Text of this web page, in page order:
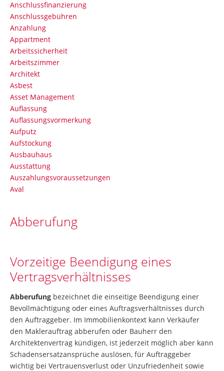
Anschlussfinanzierung
Anschlussgebühren
Anzahlung
Appartment
Arbeitssicherheit
Arbeitszimmer
Architekt
Asbest
Asset Management
Auflassung
Auflassungsvormerkung
Aufputz
Aufstockung
Ausbauhaus
Ausstattung
Auszahlungsvoraussetzungen
Aval
Abberufung
Vorzeitige Beendigung eines
Vertragsverhältnisses
Abberufung bezeichnet die einseitige Beendigung einer
Bevollmächtigung oder eines Auftragsverhältnisses durch
den Auftraggeber. Im Immobilienkontext kann Verkäufer
den Maklerauftrag abberufen oder Bauherr den
Architektenvertrag kündigen, ist jederzeit möglich aber kann
Schadensersatzansprüche auslösen, für Auftraggeber
wichtig bei Vertrauensverlust oder Unzufriedenheit sowie